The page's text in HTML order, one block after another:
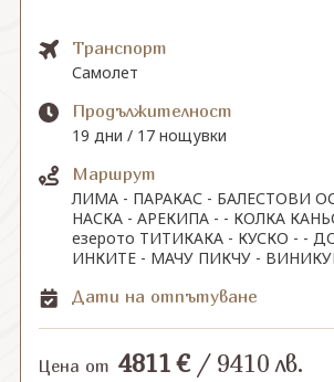
КРУИЗИ
Проверка на резервация
СВЪРЖЕТЕ СЕ С НАС
Транспорт
Самолет
Продължителност
19 дни / 17 нощувки
Маршрут
ЛИМА - ПАРАКАС - БАЛЕСТОВИ
НАСКА - АРЕКИПА - - КОЛКА
езерото ТИТИКАКА - КУСКО - -
ИНКИТЕ - МАЧУ ПИКЧУ -
Дати на отпътуване
Цена от 4811 €/ 9410 лв.